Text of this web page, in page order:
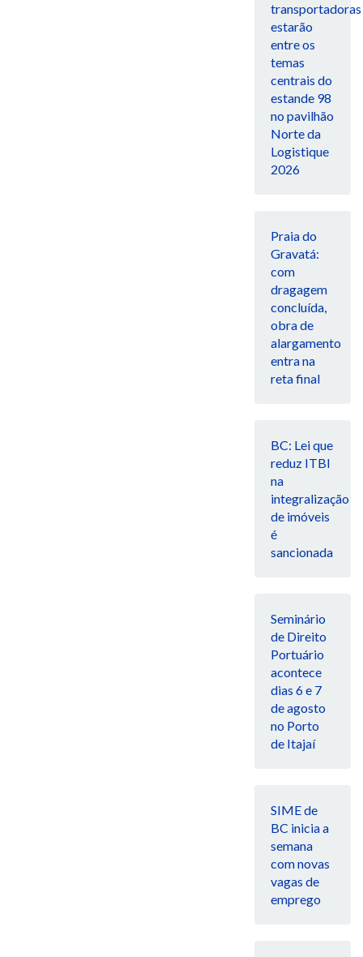
transportadoras
estarão
entre os
temas
centrais do
estande 98
no pavilhão
Norte da
Logistique
2026
Praia do
Gravatá:
com
dragagem
concluída,
obra de
alargamento
entra na
reta final
BC: Lei que
reduz ITBI
na
integralização
de imóveis
é
sancionada
Seminário
de Direito
Portuário
acontece
dias 6 e 7
de agosto
no Porto
de Itajaí
SIME de
BC inicia a
semana
com novas
vagas de
emprego